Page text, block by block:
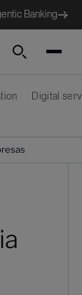
Banking
Search
Digital